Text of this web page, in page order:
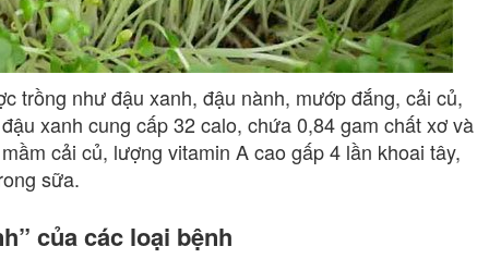
trồng như đậu xanh, đậu nành, mướp đắng, cải củ,
xanh cung cấp 32 calo, chứa 0,84 gam chất xơ và
cải củ, lượng vitamin A cao gấp 4 lần khoai tây,
sữa.
của các loại bệnh